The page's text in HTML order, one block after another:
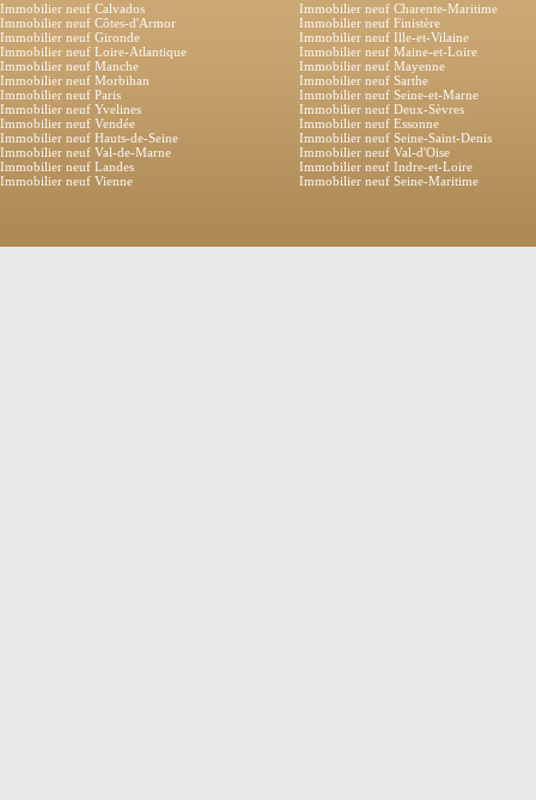
Immobilier neuf Calvados
Immobilier neuf Charente-Maritime
Immobilier neuf Côtes-d'Armor
Immobilier neuf Finistère
Immobilier neuf Gironde
Immobilier neuf Ille-et-Vilaine
Immobilier neuf Loire-Atlantique
Immobilier neuf Maine-et-Loire
Immobilier neuf Manche
Immobilier neuf Mayenne
Immobilier neuf Morbihan
Immobilier neuf Sarthe
Immobilier neuf Paris
Immobilier neuf Seine-et-Marne
Immobilier neuf Yvelines
Immobilier neuf Deux-Sèvres
Immobilier neuf Vendée
Immobilier neuf Essonne
Immobilier neuf Hauts-de-Seine
Immobilier neuf Seine-Saint-Denis
Immobilier neuf Val-de-Marne
Immobilier neuf Val-d'Oise
Immobilier neuf Landes
Immobilier neuf Indre-et-Loire
Immobilier neuf Vienne
Immobilier neuf Seine-Maritime